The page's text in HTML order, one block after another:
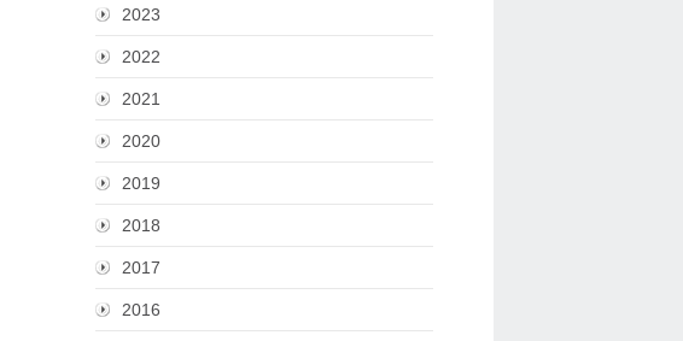
2023
2022
2021
2020
2019
2018
2017
2016